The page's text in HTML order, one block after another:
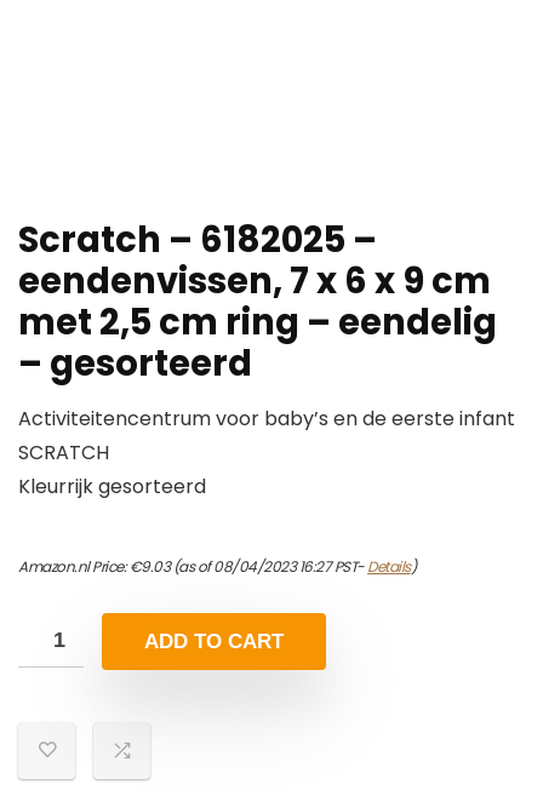
Scratch – 6182025 –
eendenvissen, 7 x 6 x 9 cm
met 2,5 cm ring – eendelig
– gesorteerd
Activiteitencentrum voor baby’s en de eerste infant
SCRATCH
Kleurrijk gesorteerd
Amazon.nl Price:€9.03(as of 08/04/2023 16:27 PST-Details)
ADD TO CART